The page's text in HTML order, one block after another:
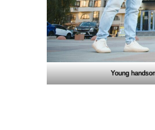
Young